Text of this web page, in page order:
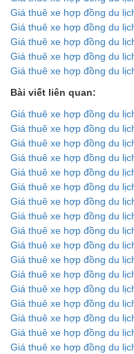
Giá thuê xe hợp đồng du
Giá thuê xe hợp đồng du
Giá thuê xe hợp đồng du
Giá thuê xe hợp đồng du
Giá thuê xe hợp đồng du
Bài viết liên quan:
Giá thuê xe hợp đồng du
Giá thuê xe hợp đồng du
Giá thuê xe hợp đồng du
Giá thuê xe hợp đồng du
Giá thuê xe hợp đồng du
Giá thuê xe hợp đồng du
Giá thuê xe hợp đồng du
Giá thuê xe hợp đồng du
Giá thuê xe hợp đồng du
Giá thuê xe hợp đồng du
Giá thuê xe hợp đồng du
Giá thuê xe hợp đồng du
Giá thuê xe hợp đồng du
Giá thuê xe hợp đồng du
Giá thuê xe hợp đồng du
Giá thuê xe hợp đồng du
Giá thuê xe hợp đồng du